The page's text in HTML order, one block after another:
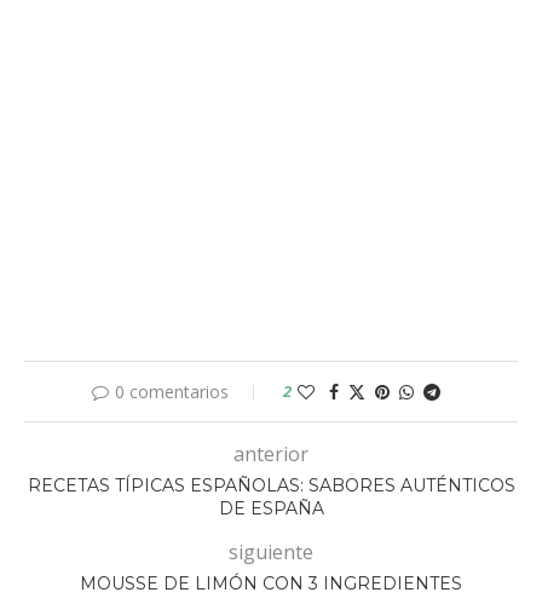
0 comentarios 2
anterior
RECETAS TÍPICAS ESPAÑOLAS: SABORES AUTÉNTICOS
DE ESPAÑA
siguiente
MOUSSE DE LIMÓN CON 3 INGREDIENTES